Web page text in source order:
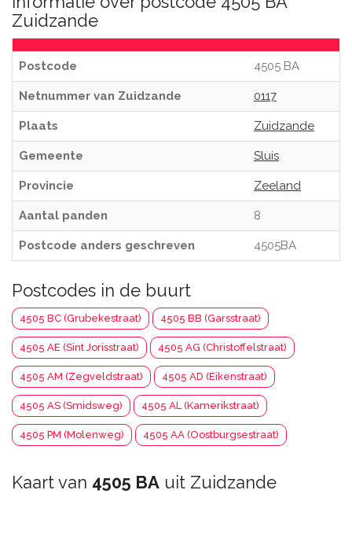
Zuidzande
Postcode 4505 BA
Netnummer van Zuidzande 0117
Plaats Zuidzande
Gemeente Sluis
Provincie Zeeland
Aantal panden 8
Postcode anders geschreven 4505BA
Postcodes in de buurt
4505 BC (Grubekestraat) 4505 BB (Garsstraat)
4505 AE (Sint Jorisstraat) 4505 AG (Christoffelstraat)
4505 AM (Zegveldstraat) 4505 AD (Eikenstraat)
4505 AS (Smidsweg) 4505 AL (Kamerikstraat)
4505 PM (Molenweg) 4505 AA (Oostburgsestraat)
Kaart van 4505 BA uit Zuidzande